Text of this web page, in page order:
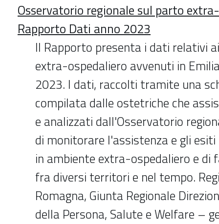
Osservatorio regionale sul parto
Rapporto Dati anno 2023
Il Rapporto presenta i dati relativi
extra-ospedaliero avvenuti in
2023. I dati, raccolti tramite una
compilata dalle ostetriche che
e analizzati dall'Osservatorio
di monitorare l'assistenza e gli
in ambiente extra-ospedaliero e di
fra diversi territori e nel tempo.
Romagna, Giunta Regionale
della Persona, Salute e Welfare –